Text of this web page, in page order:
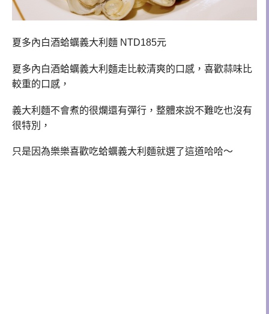
夏多內白酒蛤蠣義大利麵 NTD185元
夏多內白酒蛤蠣義大利麵走比較清爽的口感，喜歡蒜味比
較重的口感，
義大利麵不會煮的很爛還有彈行，整體來說不難吃也沒有
很特別，
只是因為樂樂喜歡吃蛤蠣義大利麵就選了這道哈哈～